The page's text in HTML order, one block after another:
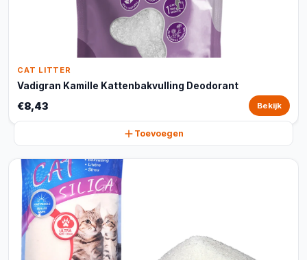
CAT LITTER
Vadigran Kamille Kattenbakvulling Deodorant
€8,43 Bekijk
Toevoegen